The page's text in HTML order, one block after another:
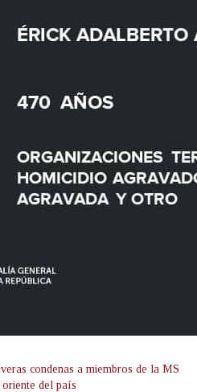
condenas a miembros de la MS
del país